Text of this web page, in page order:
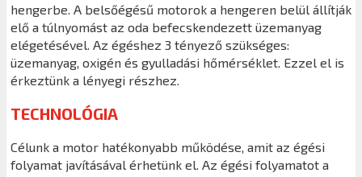
hengerbe. A belsőégésű motorok a hengeren belül állítják
elő a túlnyomást az oda befecskendezett üzemanyag
elégetésével. Az égéshez 3 tényező szükséges:
üzemanyag, oxigén és gyulladási hőmérséklet. Ezzel el is
érkeztünk a lényegi részhez.
TECHNOLÓGIA
Célunk a motor hatékonyabb működése, amit az égési
folyamat javításával érhetünk el. Az égési folyamatot a